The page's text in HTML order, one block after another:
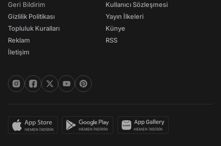
Geri Bildirim
Gizlilik Politikası
Topluluk Kuralları
Reklam
İletişim
Kullanıcı Sözleşmesi
Yayın İlkeleri
Künye
RSS